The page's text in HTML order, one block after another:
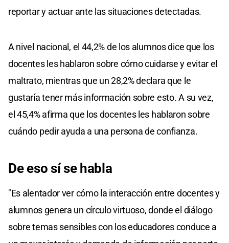
reportar y actuar ante las situaciones detectadas.
A nivel nacional, el 44,2% de los alumnos dice que los
docentes les hablaron sobre cómo cuidarse y evitar el
maltrato, mientras que un 28,2% declara que le
gustaría tener más información sobre esto. A su vez,
el 45,4% afirma que los docentes les hablaron sobre
cuándo pedir ayuda a una persona de confianza.
De eso sí se habla
"Es alentador ver cómo la interacción entre docentes y
alumnos genera un círculo virtuoso, donde el diálogo
sobre temas sensibles con los educadores conduce a